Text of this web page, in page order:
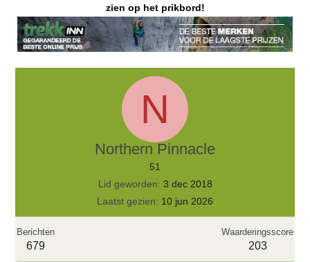
zien op het prikbord!
N
Northern Pinnacle
51
Lid geworden 3 dec 2018
Laatst gezien
10 jun 2026
Berichten
679
Waarderingsscore
203